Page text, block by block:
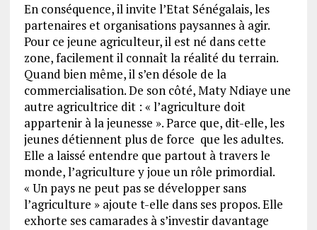
En conséquence, il invite l’Etat Sénégalais, les
partenaires et organisations paysannes à agir.
Pour ce jeune agriculteur, il est né dans cette
zone, facilement il connaît la réalité du terrain.
Quand bien même, il s’en désole de la
commercialisation. De son côté, Maty Ndiaye une
autre agricultrice dit : « l’agriculture doit
appartenir à la jeunesse ». Parce que, dit-elle, les
jeunes détiennent plus de force que les adultes.
Elle a laissé entendre que partout à travers le
monde, l’agriculture y joue un rôle primordial.
« Un pays ne peut pas se développer sans
l’agriculture » ajoute t-elle dans ses propos. Elle
exhorte ses camarades à s’investir davantage